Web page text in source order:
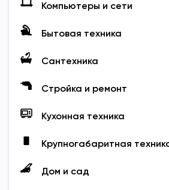
Компьютеры и сети
Бытовая техника
Сантехника
Стройка и ремонт
Кухонная техника
Крупногабаритная
Дом и сад